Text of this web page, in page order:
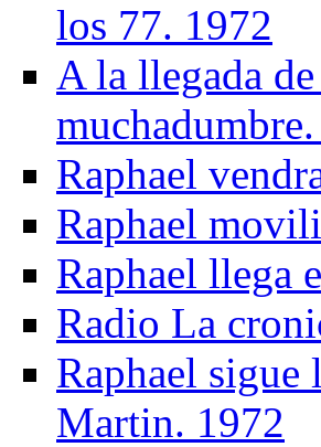
los 77. 1972
A la llegada
Raphael
Raphael
Raphael llega
Radio La
Raphael sigue
Martin. 1972